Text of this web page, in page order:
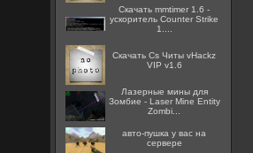
Скачать mmtimer 1.6 -
ускоритель Counter Strike
1....
Скачать Cs Читы vHackz
VIP v1.6
Лазерные мины для
Зомбие - Laser Mine Entity
Zombi...
авто-пушка у вас на
сервере